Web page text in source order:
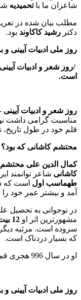
شاعران ما باتحمیدیه
مطلب بیان شده در
دکتر رشید کاکاوند بود.
روز ملی ادبیات آیینی
/روز شعر و ادبیات
است.
روز شعر و ادبیات آیینی
مناسبت گرامی داشت
قلم خود در طول تاریخ،
محتشم کاشانی که بود؟
کمال الدین علی
کاشانی شاعر توانمند
طهماسب اول
آمد و بیشتر عمر خود
در نوجوانی به تحصیل
مشهورترین اثر او 12
سروده است. مرثیه
که بسیار دردناک است.
او در سال 996 هجری قمری در کاشان بدرود حیات گفت.
روز ملی ادبیات آیینی